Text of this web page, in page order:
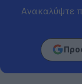
Ανακαλύψτε